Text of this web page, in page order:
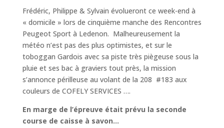
Frédéric, Philippe & Sylvain évolueront ce week-end à
« domicile » lors de cinquième manche des Rencontres
Peugeot Sport à Ledenon. Malheureusement la
météo n’est pas des plus optimistes, et sur le
toboggan Gardois avec sa piste très piègeuse sous la
pluie et ses bac à graviers tout près, la mission
s’annonce périlleuse au volant de la 208 #183 aux
couleurs de COFELY SERVICES ….
En marge de l’épreuve était prévu la seconde
course de caisse à savon…